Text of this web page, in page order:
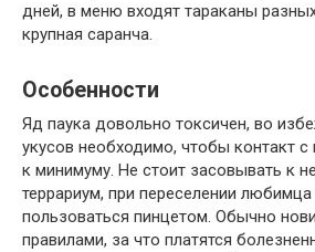
дней, в меню входят тараканы
крупная саранча.
Особенности
Яд паука довольно токсичен, во
укусов необходимо, чтобы контакт
к минимуму. Не стоит засовывать к
террариум, при переселении
пользоваться пинцетом. Обычно
правилами, за что платятся